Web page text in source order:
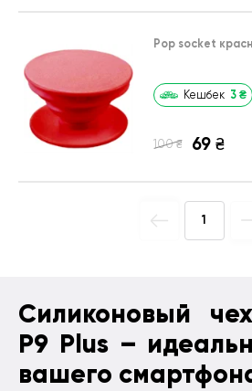
Силиконовый
P9 Plus –
вашего
Pop socket
Кешбек 3 ₴
100 ₴ 69 ₴
1